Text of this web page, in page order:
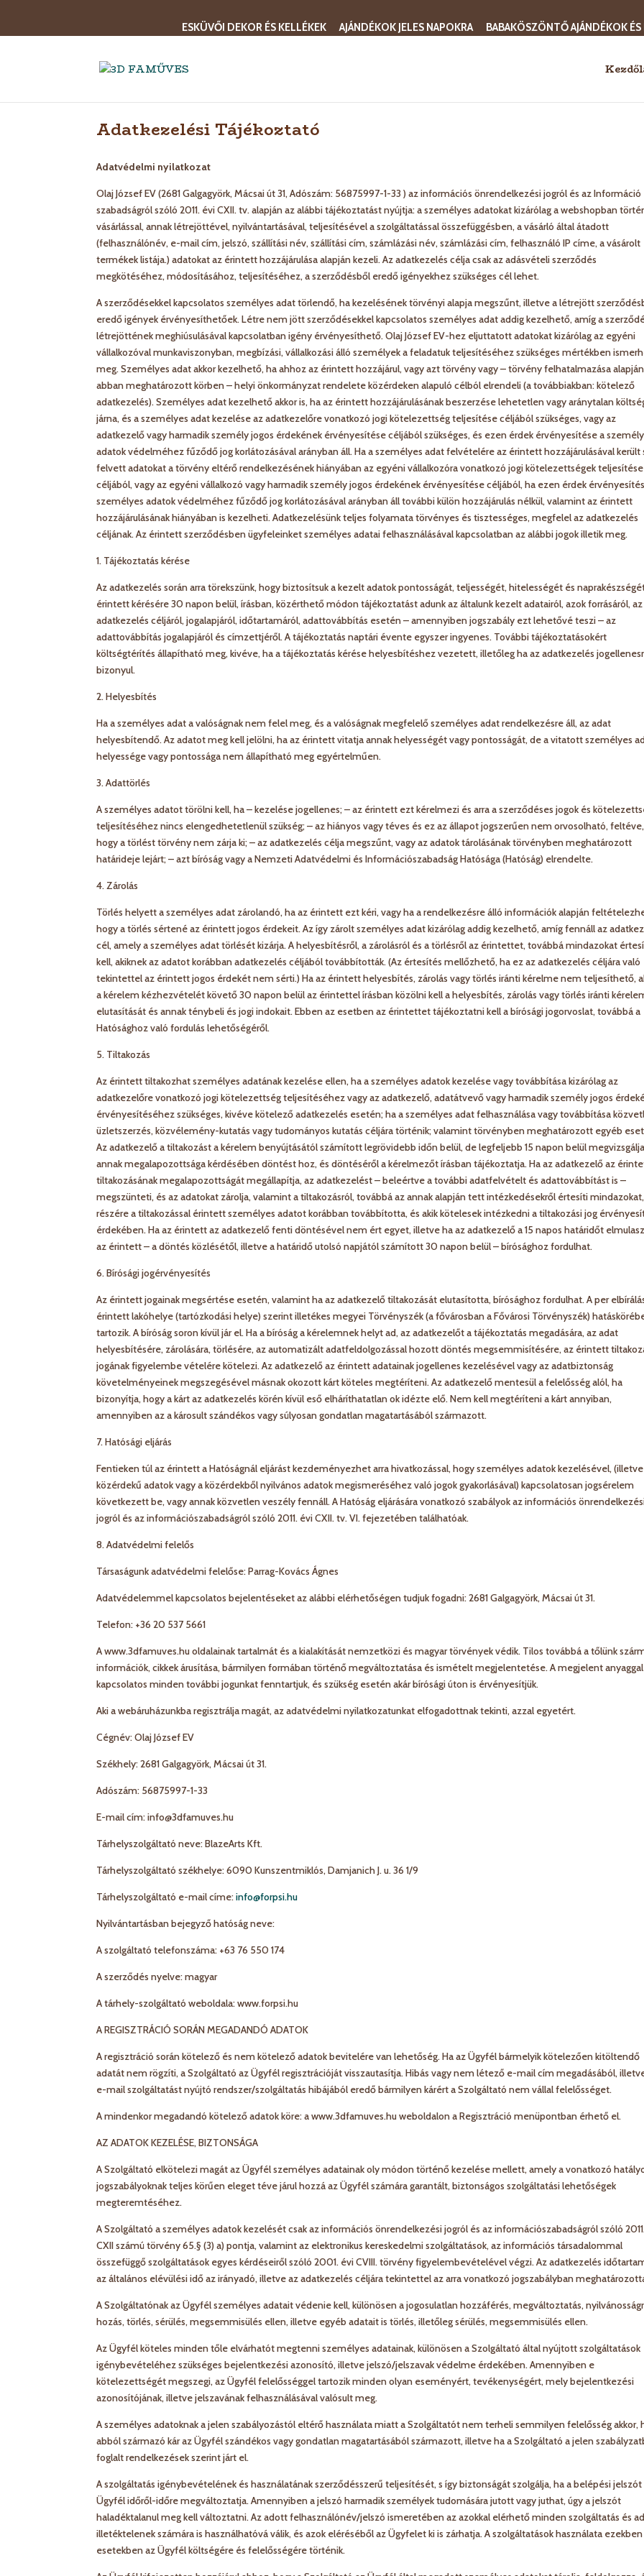
ESKÜVŐI DEKOR ÉS KELLÉKEK AJÁNDÉKOK JELES NAPOKRA BABAKÖSZÖNTŐ AJÁNDÉKOK ÉS
Adatkezelési Tájékoztató
Adatvédelmi nyilatkozat
Olaj József EV (2681 Galgagyörk, Mácsai út 31, Adószám: 56875997-1-33 ) az információs önrendelkezési jogról és az Információ
szabadságról szóló 2011. évi CXII. tv. alapján az alábbi tájékoztatást nyújtja: a személyes adatokat kizárólag a webshopban
vásárlással, annak létrejöttével, nyilvántartásával, teljesítésével a szolgáltatással összefüggésben, a vásárló által átadott
(felhasználónév, e-mail cím, jelszó, szállítási név, szállítási cím, számlázási név, számlázási cím, felhasználó IP címe, a vásárolt
termékek listája.) adatokat az érintett hozzájárulása alapján kezeli. Az adatkezelés célja csak az adásvételi szerződés
megkötéséhez, módosításához, teljesítéséhez, a szerződésből eredő igényekhez szükséges cél lehet.
A szerződésekkel kapcsolatos személyes adat törlendő, ha kezelésének törvényi alapja megszűnt, illetve a létrejött
eredő igények érvényesíthetőek. Létre nem jött szerződésekkel kapcsolatos személyes adat addig kezelhető, amíg a
létrejöttének meghiúsulásával kapcsolatban igény érvényesíthető. Olaj József EV-hez eljuttatott adatokat kizárólag az egyéni
vállalkozóval munkaviszonyban, megbízási, vállalkozási álló személyek a feladatuk teljesítéséhez szükséges mértékben
meg. Személyes adat akkor kezelhető, ha ahhoz az érintett hozzájárul, vagy azt törvény vagy – törvény felhatalmazása
abban meghatározott körben – helyi önkormányzat rendelete közérdeken alapuló célból elrendeli (a továbbiakban: kötelező
adatkezelés). Személyes adat kezelhető akkor is, ha az érintett hozzájárulásának beszerzése lehetetlen vagy aránytalan
járna, és a személyes adat kezelése az adatkezelőre vonatkozó jogi kötelezettség teljesítése céljából szükséges, vagy az
adatkezelő vagy harmadik személy jogos érdekének érvényesítése céljából szükséges, és ezen érdek érvényesítése a
adatok védelméhez fűződő jog korlátozásával arányban áll. Ha a személyes adat felvételére az érintett hozzájárulásával került
felvett adatokat a törvény eltérő rendelkezésének hiányában az egyéni vállalkozóra vonatkozó jogi kötelezettségek teljesítése
céljából, vagy az egyéni vállalkozó vagy harmadik személy jogos érdekének érvényesítése céljából, ha ezen érdek
személyes adatok védelméhez fűződő jog korlátozásával arányban áll további külön hozzájárulás nélkül, valamint az érintett
hozzájárulásának hiányában is kezelheti. Adatkezelésünk teljes folyamata törvényes és tisztességes, megfelel az adatkezelés
céljának. Az érintett szerződésben ügyfeleinket személyes adatai felhasználásával kapcsolatban az alábbi jogok illetik meg.
1. Tájékoztatás kérése
Az adatkezelés során arra törekszünk, hogy biztosítsuk a kezelt adatok pontosságát, teljességét, hitelességét és
érintett kérésére 30 napon belül, írásban, közérthető módon tájékoztatást adunk az általunk kezelt adatairól, azok forrásáról, az
adatkezelés céljáról, jogalapjáról, időtartamáról, adattovábbítás esetén – amennyiben jogszabály ezt lehetővé teszi – az
adattovábbítás jogalapjáról és címzettjéről. A tájékoztatás naptári évente egyszer ingyenes. További tájékoztatásokért
költségtérítés állapítható meg, kivéve, ha a tájékoztatás kérése helyesbítéshez vezetett, illetőleg ha az adatkezelés
bizonyul.
2. Helyesbítés
Ha a személyes adat a valóságnak nem felel meg, és a valóságnak megfelelő személyes adat rendelkezésre áll, az adat
helyesbítendő. Az adatot meg kell jelölni, ha az érintett vitatja annak helyességét vagy pontosságát, de a vitatott személyes
helyessége vagy pontossága nem állapítható meg egyértelműen.
3. Adattörlés
A személyes adatot törölni kell, ha – kezelése jogellenes; – az érintett ezt kérelmezi és arra a szerződéses jogok és
teljesítéséhez nincs elengedhetetlenül szükség; – az hiányos vagy téves és ez az állapot jogszerűen nem orvosolható, feltéve,
hogy a törlést törvény nem zárja ki; – az adatkezelés célja megszűnt, vagy az adatok tárolásának törvényben meghatározott
határideje lejárt; – azt bíróság vagy a Nemzeti Adatvédelmi és Információszabadság Hatósága (Hatóság) elrendelte.
4. Zárolás
Törlés helyett a személyes adat zárolandó, ha az érintett ezt kéri, vagy ha a rendelkezésre álló információk alapján
hogy a törlés sértené az érintett jogos érdekeit. Az így zárolt személyes adat kizárólag addig kezelhető, amíg fennáll az
cél, amely a személyes adat törlését kizárja. A helyesbítésről, a zárolásról és a törlésről az érintettet, továbbá mindazokat
kell, akiknek az adatot korábban adatkezelés céljából továbbították. (Az értesítés mellőzhető, ha ez az adatkezelés céljára való
tekintettel az érintett jogos érdekét nem sérti.) Ha az érintett helyesbítés, zárolás vagy törlés iránti kérelme nem teljesíthető,
a kérelem kézhezvételét követő 30 napon belül az érintettel írásban közölni kell a helyesbítés, zárolás vagy törlés iránti
elutasítását és annak ténybeli és jogi indokait. Ebben az esetben az érintettet tájékoztatni kell a bírósági jogorvoslat, továbbá a
Hatósághoz való fordulás lehetőségéről.
5. Tiltakozás
Az érintett tiltakozhat személyes adatának kezelése ellen, ha a személyes adatok kezelése vagy továbbítása kizárólag az
adatkezelőre vonatkozó jogi kötelezettség teljesítéséhez vagy az adatkezelő, adatátvevő vagy harmadik személy jogos
érvényesítéséhez szükséges, kivéve kötelező adatkezelés esetén; ha a személyes adat felhasználása vagy továbbítása
üzletszerzés, közvélemény-kutatás vagy tudományos kutatás céljára történik; valamint törvényben meghatározott egyéb
Az adatkezelő a tiltakozást a kérelem benyújtásától számított legrövidebb időn belül, de legfeljebb 15 napon belül
annak megalapozottsága kérdésében döntést hoz, és döntéséről a kérelmezőt írásban tájékoztatja. Ha az adatkezelő az
tiltakozásának megalapozottságát megállapítja, az adatkezelést – beleértve a további adatfelvételt és adattovábbítást is –
megszünteti, és az adatokat zárolja, valamint a tiltakozásról, továbbá az annak alapján tett intézkedésekről értesíti
részére a tiltakozással érintett személyes adatot korábban továbbította, és akik kötelesek intézkedni a tiltakozási jog
érdekében. Ha az érintett az adatkezelő fenti döntésével nem ért egyet, illetve ha az adatkezelő a 15 napos határidőt
az érintett – a döntés közlésétől, illetve a határidő utolsó napjától számított 30 napon belül – bírósághoz fordulhat.
6. Bírósági jogérvényesítés
Az érintett jogainak megsértése esetén, valamint ha az adatkezelő tiltakozását elutasította, bírósághoz fordulhat. A per
érintett lakóhelye (tartózkodási helye) szerint illetékes megyei Törvényszék (a fővárosban a Fővárosi Törvényszék)
tartozik. A bíróság soron kívül jár el. Ha a bíróság a kérelemnek helyt ad, az adatkezelőt a tájékoztatás megadására, az adat
helyesbítésére, zárolására, törlésére, az automatizált adatfeldolgozással hozott döntés megsemmisítésére, az érintett
jogának figyelembe vételére kötelezi. Az adatkezelő az érintett adatainak jogellenes kezelésével vagy az adatbiztonság
követelményeinek megszegésével másnak okozott kárt köteles megtéríteni. Az adatkezelő mentesül a felelősség alól, ha
bizonyítja, hogy a kárt az adatkezelés körén kívül eső elháríthatatlan ok idézte elő. Nem kell megtéríteni a kárt annyiban,
amennyiben az a károsult szándékos vagy súlyosan gondatlan magatartásából származott.
7. Hatósági eljárás
Fentieken túl az érintett a Hatóságnál eljárást kezdeményezhet arra hivatkozással, hogy személyes adatok kezelésével,
közérdekű adatok vagy a közérdekből nyilvános adatok megismeréséhez való jogok gyakorlásával) kapcsolatosan jogsérelem
következett be, vagy annak közvetlen veszély fennáll. A Hatóság eljárására vonatkozó szabályok az információs
jogról és az információszabadságról szóló 2011. évi CXII. tv. VI. fejezetében találhatóak.
8. Adatvédelmi felelős
Társaságunk adatvédelmi felelőse: Parrag-Kovács Ágnes
Adatvédelemmel kapcsolatos bejelentéseket az alábbi elérhetőségen tudjuk fogadni: 2681 Galgagyörk, Mácsai út 31.
Telefon: +36 20 537 5661
A www.3dfamuves.hu oldalainak tartalmát és a kialakítását nemzetközi és magyar törvények védik. Tilos továbbá a tőlünk
információk, cikkek árusítása, bármilyen formában történő megváltoztatása és ismételt megjelentetése. A megjelent anyaggal
kapcsolatos minden további jogunkat fenntartjuk, és szükség esetén akár bírósági úton is érvényesítjük.
Aki a webáruházunkba regisztrálja magát, az adatvédelmi nyilatkozatunkat elfogadottnak tekinti, azzal egyetért.
Cégnév: Olaj József EV
Székhely: 2681 Galgagyörk, Mácsai út 31.
Adószám: 56875997-1-33
E-mail cím: info@3dfamuves.hu
Tárhelyszolgáltató neve: BlazeArts Kft.
Tárhelyszolgáltató székhelye: 6090 Kunszentmiklós, Damjanich J. u. 36 1/9
Tárhelyszolgáltató e-mail címe:info@forpsi.hu
Nyilvántartásban bejegyző hatóság neve:
A szolgáltató telefonszáma: +63 76 550 174
A szerződés nyelve: magyar
A tárhely-szolgáltató weboldala: www.forpsi.hu
A REGISZTRÁCIÓ SORÁN MEGADANDÓ ADATOK
A regisztráció során kötelező és nem kötelező adatok bevitelére van lehetőség. Ha az Ügyfél bármelyik kötelezően kitöltendő
adatát nem rögzíti, a Szolgáltató az Ügyfél regisztrációját visszautasítja. Hibás vagy nem létező e-mail cím megadásából,
e-mail szolgáltatást nyújtó rendszer/szolgáltatás hibájából eredő bármilyen kárért a Szolgáltató nem vállal felelősséget.
A mindenkor megadandó kötelező adatok köre: a www.3dfamuves.hu weboldalon a Regisztráció menüpontban érhető el.
AZ ADATOK KEZELÉSE, BIZTONSÁGA
A Szolgáltató elkötelezi magát az Ügyfél személyes adatainak oly módon történő kezelése mellett, amely a vonatkozó
jogszabályoknak teljes körűen eleget téve járul hozzá az Ügyfél számára garantált, biztonságos szolgáltatási lehetőségek
megteremtéséhez.
A Szolgáltató a személyes adatok kezelését csak az információs önrendelkezési jogról és az információszabadságról szóló
CXII számú törvény 65.§ (3) a) pontja, valamint az elektronikus kereskedelmi szolgáltatások, az információs társadalommal
összefüggő szolgáltatások egyes kérdéseiről szóló 2001. évi CVIII. törvény figyelembevételével végzi. Az adatkezelés
az általános elévülési idő az irányadó, illetve az adatkezelés céljára tekintettel az arra vonatkozó jogszabályban
A Szolgáltatónak az Ügyfél személyes adatait védenie kell, különösen a jogosulatlan hozzáférés, megváltoztatás,
hozás, törlés, sérülés, megsemmisülés ellen, illetve egyéb adatait is törlés, illetőleg sérülés, megsemmisülés ellen.
Az Ügyfél köteles minden tőle elvárhatót megtenni személyes adatainak, különösen a Szolgáltató által nyújtott szolgáltatások
igénybevételéhez szükséges bejelentkezési azonosító, illetve jelszó/jelszavak védelme érdekében. Amennyiben e
kötelezettségét megszegi, az Ügyfél felelősséggel tartozik minden olyan eseményért, tevékenységért, mely bejelentkezési
azonosítójának, illetve jelszavának felhasználásával valósult meg.
A személyes adatoknak a jelen szabályozástól eltérő használata miatt a Szolgáltatót nem terheli semmilyen felelősség akkor,
abból származó kár az Ügyfél szándékos vagy gondatlan magatartásából származott, illetve ha a Szolgáltató a jelen
foglalt rendelkezések szerint járt el.
A szolgáltatás igénybevételének és használatának szerződésszerű teljesítését, s így biztonságát szolgálja, ha a belépési jelszót
Ügyfél időről-időre megváltoztatja. Amennyiben a jelszó harmadik személyek tudomására jutott vagy juthat, úgy a jelszót
haladéktalanul meg kell változtatni. Az adott felhasználónév/jelszó ismeretében az azokkal elérhető minden szolgáltatás és
illetéktelenek számára is használhatóvá válik, és azok eléréséből az Ügyfelet ki is zárhatja. A szolgáltatások használata
esetekben az Ügyfél költségére és felelősségére történik.